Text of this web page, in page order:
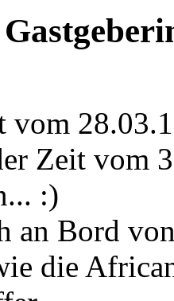
vom
Zeit vom
:)
an Bord
die